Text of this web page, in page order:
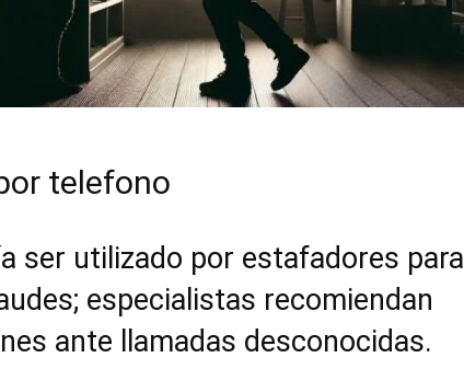
telefono
ser utilizado por estafadores para
especialistas recomiendan
ante llamadas desconocidas.